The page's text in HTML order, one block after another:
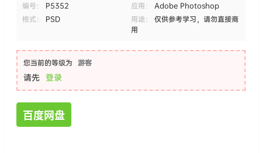
编号： P5352 应用：
Adobe Photoshop
格式：
PSD 用途：
仅供参考学习，请勿直接商
用
您当前的等级为 游客
请先 登录
百度网盘